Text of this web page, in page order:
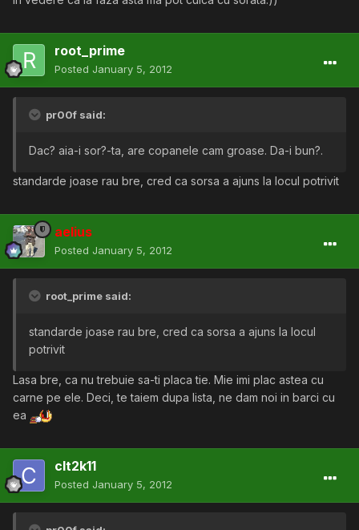
root_prime
Posted January 5, 2012
pr00f said:
Dac? aia-i sor?-ta, are copanele cam groase. Da-i bun?.
standarde joase rau bre, cred ca sorsa a ajuns la locul potrivit
aelius
Posted January 5, 2012
root_prime said:
standarde joase rau bre, cred ca sorsa a ajuns la locul
potrivit
Lasa bre, ca nu trebuie sa-ti placa tie. Mie imi plac astea cu
carne pe ele. Deci, te taiem dupa lista, ne dam noi in barci cu
ea
clt2k11
Posted January 5, 2012